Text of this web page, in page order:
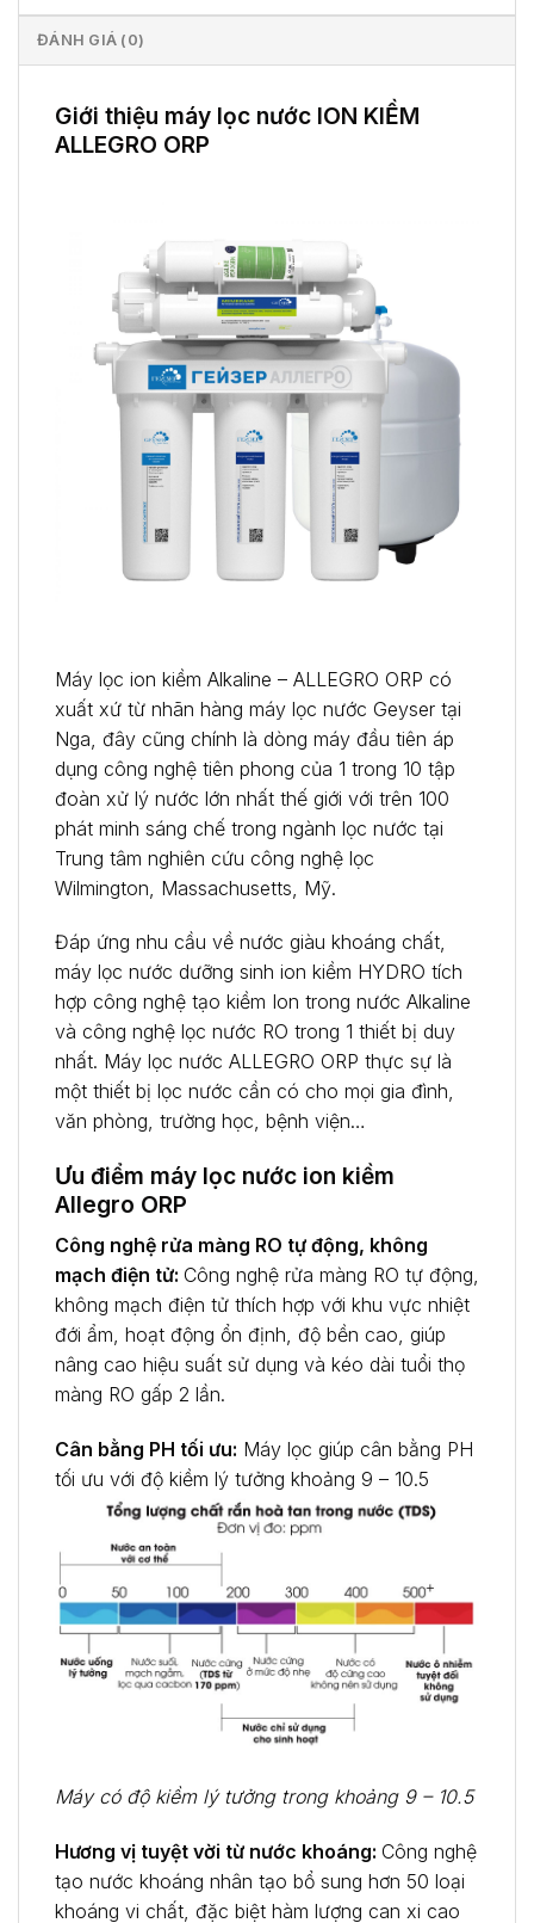
ĐÁNH GIÁ (0)
Giới thiệu máy lọc nước ION KIỀM
ALLEGRO ORP
Máy lọc ion kiềm Alkaline – ALLEGRO ORP có
xuất xứ từ nhãn hàng máy lọc nước Geyser tại
Nga, đây cũng chính là dòng máy đầu tiên áp
dụng công nghệ tiên phong của 1 trong 10 tập
đoàn xử lý nước lớn nhất thế giới với trên 100
phát minh sáng chế trong ngành lọc nước tại
Trung tâm nghiên cứu công nghệ lọc
Wilmington, Massachusetts, Mỹ.
Đáp ứng nhu cầu về nước giàu khoáng chất,
máy lọc nước dưỡng sinh ion kiềm HYDRO tích
hợp công nghệ tạo kiềm Ion trong nước Alkaline
và công nghệ lọc nước RO trong 1 thiết bị duy
nhất. Máy lọc nước ALLEGRO ORP thực sự là
một thiết bị lọc nước cần có cho mọi gia đình,
văn phòng, trường học, bệnh viện…
Ưu điểm máy lọc nước ion kiềm
Allegro ORP
Công nghệ rửa màng RO tự động, không
mạch điện tử: Công nghệ rửa màng RO tự động,
không mạch điện tử thích hợp với khu vực nhiệt
đới ẩm, hoạt động ổn định, độ bền cao, giúp
nâng cao hiệu suất sử dụng và kéo dài tuổi thọ
màng RO gấp 2 lần.
Cân bằng PH tối ưu: Máy lọc giúp cân bằng PH
tối ưu với độ kiềm lý tưởng khoảng 9 – 10.5
Máy có độ kiềm lý tưởng trong khoảng 9 – 10.5
Hương vị tuyệt vời từ nước khoáng: Công nghệ
tạo nước khoáng nhân tạo bổ sung hơn 50 loại
khoáng vi chất, đặc biệt hàm lượng can xi cao